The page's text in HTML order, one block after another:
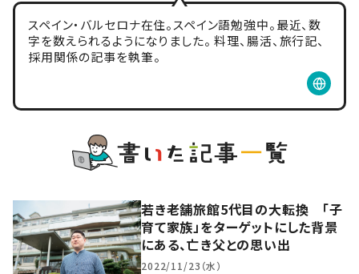
スペイン・バルセロナ在住。スペイン語勉強中。最近、数
字を数えられるようになりました。 料理、腸活、旅行記、
採用関係の記事を執筆。
若き老舗旅館5代目の大転換 「子
育て家族」をターゲットにした背景
にある、亡き父との思い出
2022/11/23（水）